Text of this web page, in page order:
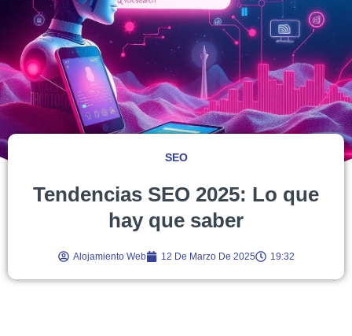
SEO
Tendencias SEO 2025: Lo que
hay que saber
Alojamiento Web 12 De Marzo De 2025 19:32